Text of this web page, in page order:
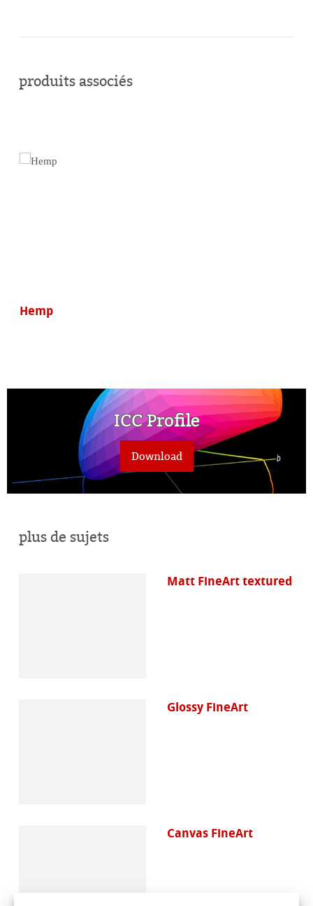
ligne
produits associés
Hemp
ICC Profile
Download
plus de sujets
Matt FineArt textured
Glossy FineArt
Canvas FineArt